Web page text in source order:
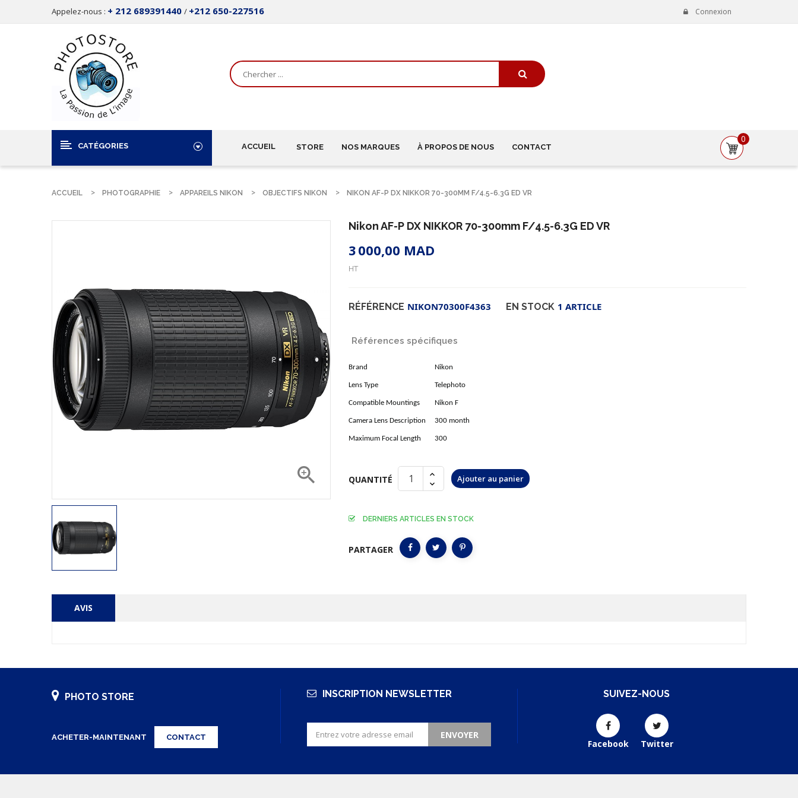
Appelez-nous : + 212 689391440 / +212 650-227516 Connexion
CATÉGORIES ACCUEIL STORE NOS MARQUES À PROPOS DE NOUS CONTACT
0
ACCUEIL PHOTOGRAPHIE APPAREILS NIKON OBJECTIFS NIKON NIKON AF-P DX NIKKOR 70-300MM F/4.5-6.3G ED VR

Nikon AF-P DX NIKKOR 70-300mm F/4.5-6.3G ED VR
3 000,00 MAD
HT
RÉFÉRENCE NIKON70300F4363 EN STOCK 1 ARTICLE
Références spécifiques
Brand Nikon
Lens Type Telephoto
Compatible Mountings Nikon F
Camera Lens Description 300 month
Maximum Focal Length 300
QUANTITÉ Ajouter au panier
DERNIERS ARTICLES EN STOCK
PARTAGER
AVIS
PHOTO STORE
ACHETER-MAINTENANT CONTACT
INSCRIPTION NEWSLETTER
ENVOYER
SUIVEZ-NOUS
Facebook Twitter